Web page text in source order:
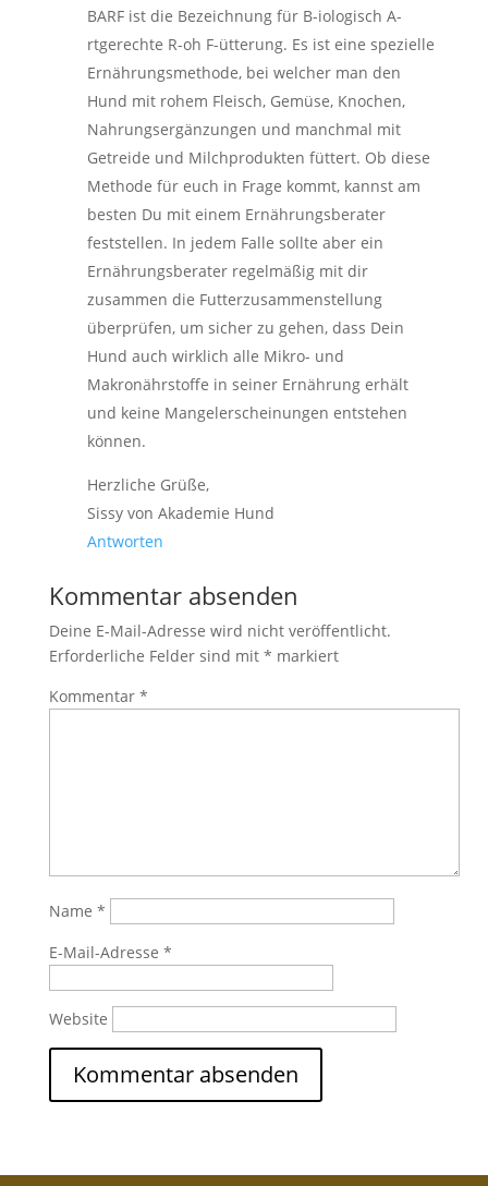
BARF ist die Bezeichnung für B-iologisch A-
rtgerechte R-oh F-ütterung. Es ist eine spezielle
Ernährungsmethode, bei welcher man den
Hund mit rohem Fleisch, Gemüse, Knochen,
Nahrungsergänzungen und manchmal mit
Getreide und Milchprodukten füttert. Ob diese
Methode für euch in Frage kommt, kannst am
besten Du mit einem Ernährungsberater
feststellen. In jedem Falle sollte aber ein
Ernährungsberater regelmäßig mit dir
zusammen die Futterzusammenstellung
überprüfen, um sicher zu gehen, dass Dein
Hund auch wirklich alle Mikro- und
Makronährstoffe in seiner Ernährung erhält
und keine Mangelerscheinungen entstehen
können.
Herzliche Grüße,
Sissy von Akademie Hund
Antworten
Kommentar absenden
Deine E-Mail-Adresse wird nicht veröffentlicht.
Erforderliche Felder sind mit * markiert
Kommentar *
Name *
E-Mail-Adresse *
Website